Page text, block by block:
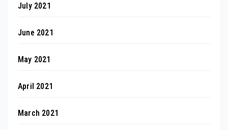
July 2021
June 2021
May 2021
April 2021
March 2021